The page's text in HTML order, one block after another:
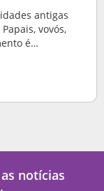
antigas
vovós,
é…
notícias